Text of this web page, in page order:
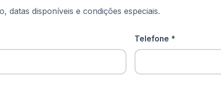
datas disponíveis e condições especiais.
Telefone *